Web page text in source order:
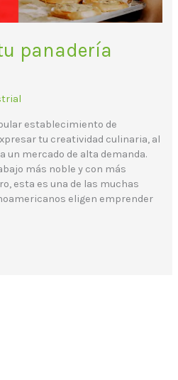
panadería
establecimiento de
tu creatividad culinaria, al
un mercado de alta demanda.
más noble y con más
esta es una de las muchas
eligen emprender